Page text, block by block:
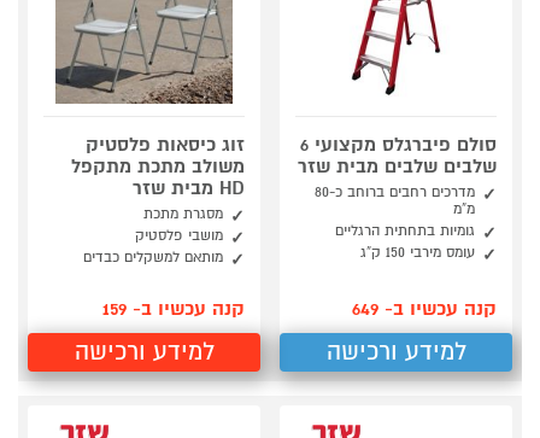
סולם פיברגלס מקצועי 6
שלבים שלבים מבית שזר
מדרכים רחבים ברוחב כ-80
מ”מ
גומיות בתחתית הרגליים
עומס מירבי 150 ק”ג
קנה עכשיו ב- 649
למידע ורכישה
זוג כיסאות פלסטיק
משולב מתכת מתקפל
HD מבית שזר
מסגרת מתכת
מושבי פלסטיק
מותאם למשקלים כבדים
קנה עכשיו ב- 159
למידע ורכישה